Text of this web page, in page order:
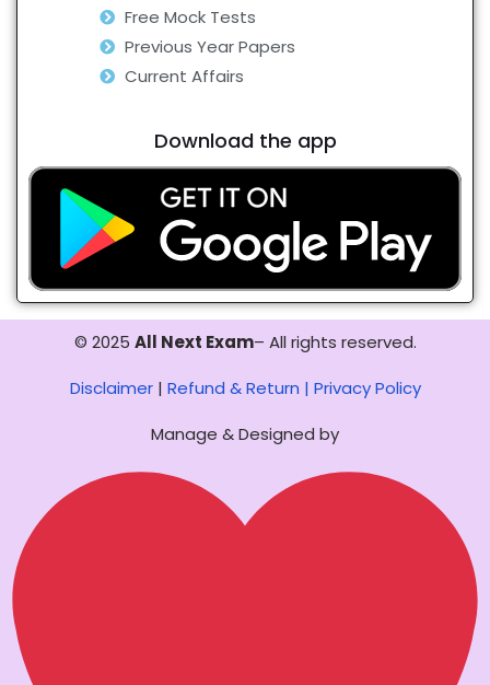
Free Mock Tests
Previous Year Papers
Current Affairs
Download the app
© 2025 All Next Exam– All rights reserved.
Disclaimer| Refund & Return | Privacy Policy
Manage & Designed by